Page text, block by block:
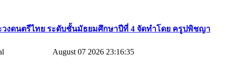
วงดนตรีไทย​ ระดับชั้นมัธยมศึกษาปีที่​ 4​ จัดทำโดย​ ครูปพิชญา​
August 07 2026 23:16:35